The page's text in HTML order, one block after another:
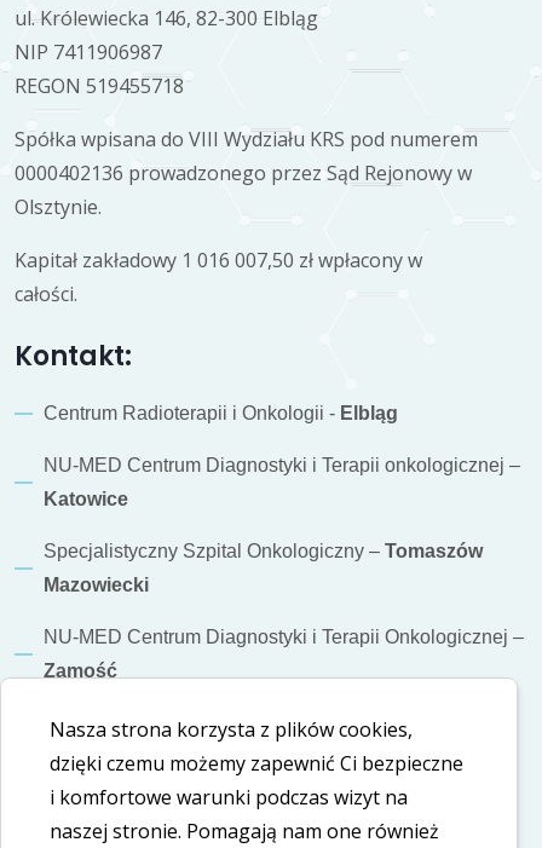
ul. Królewiecka 146, 82-300 Elbląg
NIP 7411906987
REGON 519455718
Spółka wpisana do VIII Wydziału KRS pod numerem
0000402136 prowadzonego przez Sąd Rejonowy w
Olsztynie.
Kapitał zakładowy 1 016 007,50 zł wpłacony w
całości.
Kontakt:
Centrum Radioterapii i Onkologii - Elbląg
NU-MED Centrum Diagnostyki i Terapii onkologicznej –
Katowice
Specjalistyczny Szpital Onkologiczny – Tomaszów
Mazowiecki
NU-MED Centrum Diagnostyki i Terapii Onkologicznej –
Zamość
Informacje dodatkowe
Polityka cookies
Polityka prywatności
Nasza strona korzysta z plików cookies,
dzięki czemu możemy zapewnić Ci bezpieczne
i komfortowe warunki podczas wizyt na
naszej stronie. Pomagają nam one również